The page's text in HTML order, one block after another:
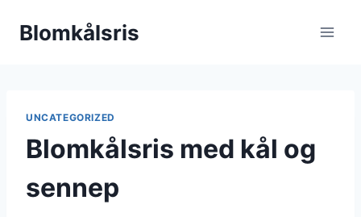
Blomkålsris
UNCATEGORIZED
Blomkålsris med kål og
sennep